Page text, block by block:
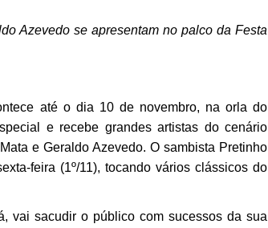
Azevedo se apresentam no palco da Festa
até o dia 10 de novembro, na orla do
e recebe grandes artistas do cenário
e Geraldo Azevedo. O sambista Pretinho
feira (1º/11), tocando vários clássicos do
vai sacudir o público com sucessos da sua